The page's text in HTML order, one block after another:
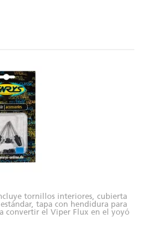
tornillos interiores, cubierta
tapa con hendidura para
convertir el Viper Flux en el yoyó